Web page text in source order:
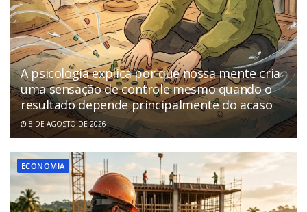
A psicologia explica por que nossa mente cria
uma sensação de controle mesmo quando o
resultado depende principalmente do acaso
8 DE AGOSTO DE 2026
ECONOMIA